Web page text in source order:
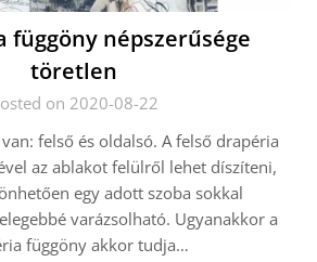
függöny népszerűsége
töretlen
on 2020-08-22
felső és oldalsó. A felső drapéria
az ablakot felülről lehet díszíteni,
egy adott szoba sokkal
varázsolható. Ugyanakkor a
függöny akkor tudja…